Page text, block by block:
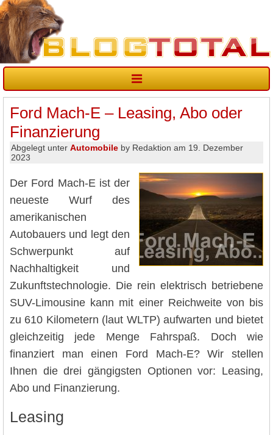
Ford Mach-E – Leasing, Abo oder
Finanzierung
Abgelegt unter Automobile by Redaktion am 19. Dezember
2023
Der Ford Mach-E ist der
neueste Wurf des
amerikanischen
Autobauers und legt den
Schwerpunkt auf
Nachhaltigkeit und
Zukunftstechnologie. Die rein elektrisch betriebene
SUV-Limousine kann mit einer Reichweite von bis
zu 610 Kilometern (laut WLTP) aufwarten und bietet
gleichzeitig jede Menge Fahrspaß. Doch wie
finanziert man einen Ford Mach-E? Wir stellen
Ihnen die drei gängigsten Optionen vor: Leasing,
Abo und Finanzierung.
Leasing